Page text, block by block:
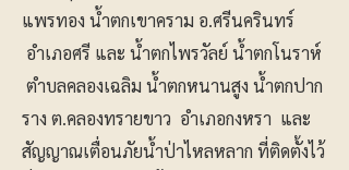
แพรทอง น้ำตกเขาคราม อ.ศรีนครินทร์
อำเภอศรี และ น้ำตกไพรวัลย์ น้ำตกโนราห์
ตำบลคลองเฉลิม น้ำตกหนานสูง น้ำตกปาก
ราง ต.คลองทรายขาว อำเภอกงหรา และ
สัญญาณเตื่อนภัยน้ำป่าไหลหลาก ที่ติดตั้งไว้